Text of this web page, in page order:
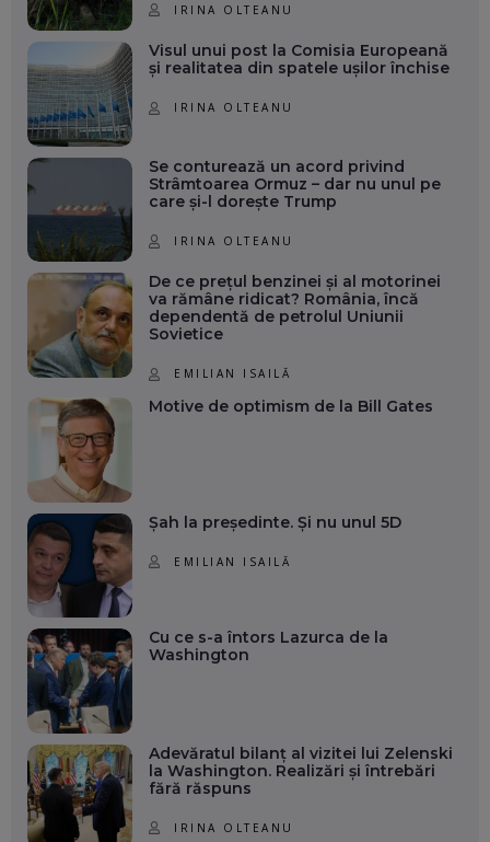
IRINA OLTEANU
Visul unui post la Comisia Europeană
și realitatea din spatele ușilor închise
IRINA OLTEANU
Se conturează un acord privind
Strâmtoarea Ormuz – dar nu unul pe
care și-l dorește Trump
IRINA OLTEANU
De ce prețul benzinei și al motorinei
va rămâne ridicat? România, încă
dependentă de petrolul Uniunii
Sovietice
EMILIAN ISAILĂ
Motive de optimism de la Bill Gates
Șah la președinte. Și nu unul 5D
EMILIAN ISAILĂ
Cu ce s-a întors Lazurca de la
Washington
Adevăratul bilanț al vizitei lui Zelenski
la Washington. Realizări și întrebări
fără răspuns
IRINA OLTEANU